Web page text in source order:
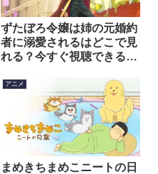
ずたぼろ令嬢は姉の元婚約
者に溺愛されるはどこで見
れる？今すぐ視聴できる動
アニメ
まめきちまめこニートの日